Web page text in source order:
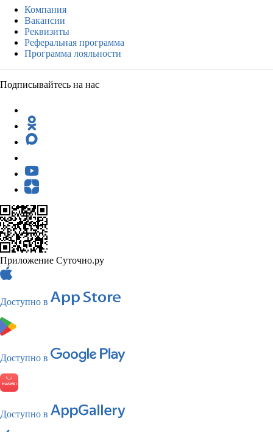
Компания
Вакансии
Реквизиты
Реферальная программа
Программа лояльности
Подписывайтесь на нас
Приложение Суточно.ру
Доступно в
Доступно в
Доступно в